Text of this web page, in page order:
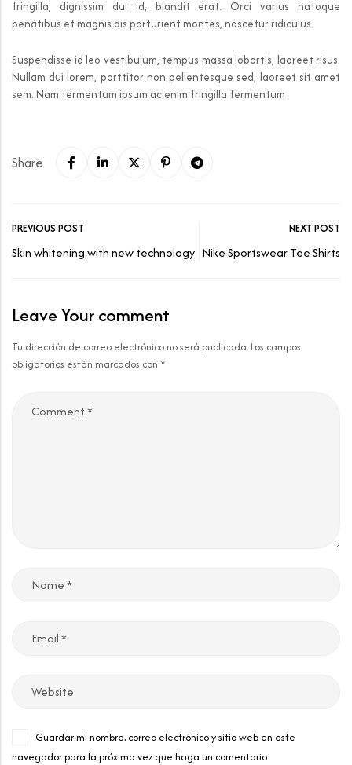
fringilla, dignissim dui id, blandit erat. Orci varius natoque
penatibus et magnis dis parturient montes, nascetur ridiculus
Suspendisse id leo vestibulum, tempus massa lobortis, laoreet risus.
Nullam dui lorem, porttitor non pellentesque sed, laoreet sit amet
sem. Nam fermentum ipsum ac enim fringilla fermentum
Share
PREVIOUS POST
Skin whitening with new technology
NEXT POST
Nike Sportswear Tee Shirts
Leave Your comment
Tu dirección de correo electrónico no será publicada. Los campos
obligatorios están marcados con *
Guardar mi nombre, correo electrónico y sitio web en este
navegador para la próxima vez que haga un comentario.